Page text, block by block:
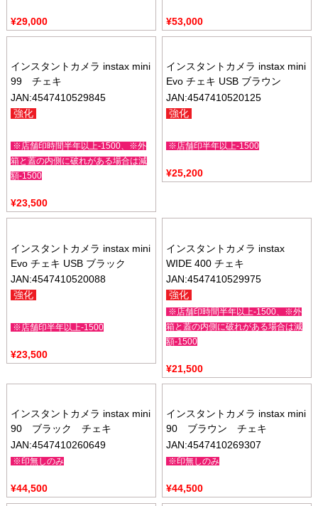
¥29,000 ¥53,000
インスタントカメラ instax mini
99 チェキ
JAN:4547410529845
強化
※店舗印時間半年以上-1500、※外
箱と蓋の内側に破れがある場合は減
額-1500
¥23,500
インスタントカメラ instax mini
Evo チェキ USB ブラウン
JAN:4547410520125
強化
※店舗印半年以上-1500
¥25,200
インスタントカメラ instax mini
Evo チェキ USB ブラック
JAN:4547410520088
強化
※店舗印半年以上-1500
¥23,500
インスタントカメラ instax
WIDE 400 チェキ
JAN:4547410529975
強化
※店舗印時間半年以上-1500、※外
箱と蓋の内側に破れがある場合は減
額-1500
¥21,500
インスタントカメラ instax mini
90 ブラック チェキ
JAN:4547410260649
※印無しのみ
¥44,500
インスタントカメラ instax mini
90 ブラウン チェキ
JAN:4547410269307
※印無しのみ
¥44,500